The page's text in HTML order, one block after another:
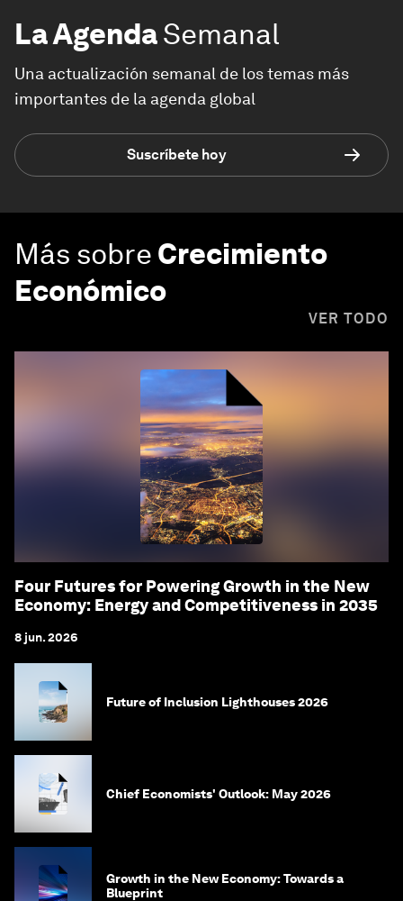
La AgendaSemanal
Una actualización semanal de los temas más
importantes de la agenda global
Suscríbete hoy
Más sobre Crecimiento
Económico
VER TODO
Four Futures for Powering Growth in the New
Economy: Energy and Competitiveness in 2035
8 jun. 2026
Future of Inclusion Lighthouses 2026
Chief Economists' Outlook: May 2026
Growth in the New Economy: Towards a
Blueprint